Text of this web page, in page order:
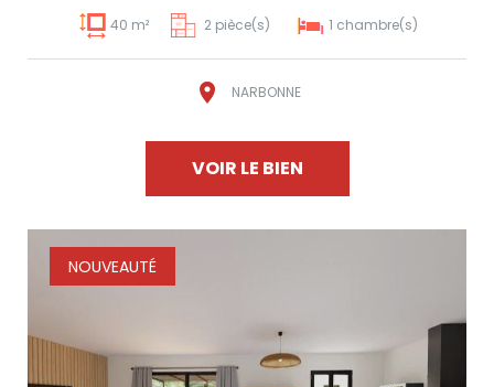
40 m² 2 pièce(s) 1 chambre(s)
NARBONNE
VOIR LE BIEN
NOUVEAUTÉ